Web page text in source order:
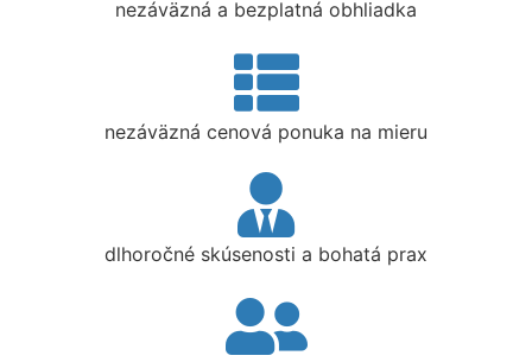
nezáväzná a bezplatná obhliadka
nezáväzná cenová ponuka na mieru
dlhoročné skúsenosti a bohatá prax